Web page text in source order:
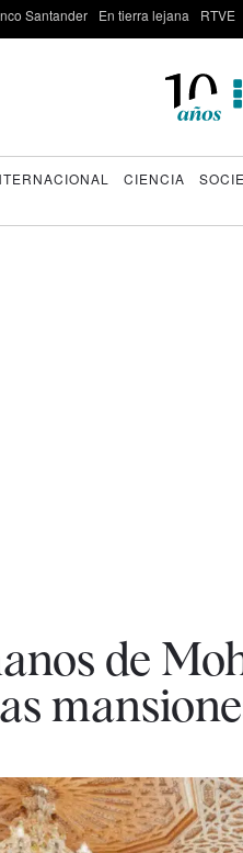
Santander En tierra lejana RTVE
CIENCIA
de